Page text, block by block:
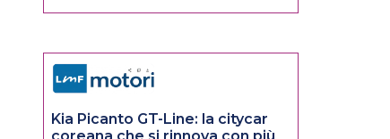
Kia Picanto GT-Line: la citycar